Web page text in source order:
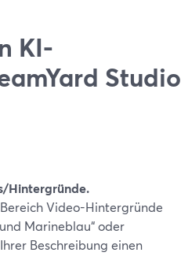
KI-
Studio
Hintergründe.
Video-Hintergründe
Marineblau“ oder
Beschreibung einen